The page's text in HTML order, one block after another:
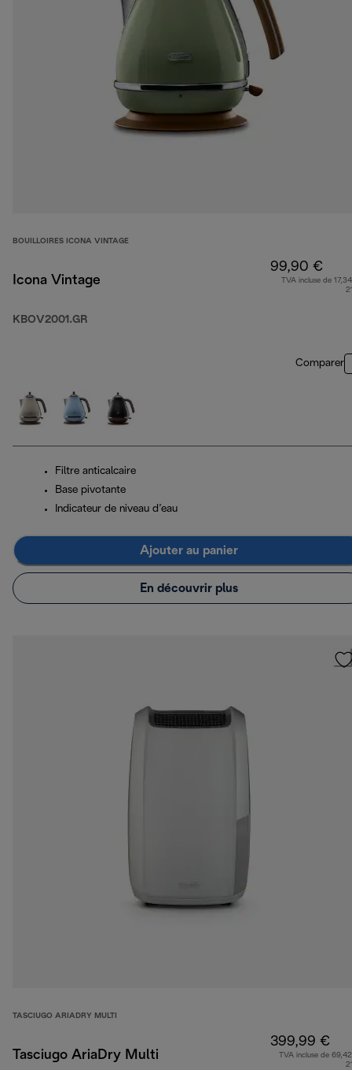
BOUILLOIRES ICONA VINTAGE
Icona Vintage
KBOV2001.GR
99,90 €
TVA incluse de
Comparer
Filtre anticalcaire
Base pivotante
Indicateur de niveau d’eau
Ajouter au panier
En découvrir plus
TASCIUGO ARIADRY MULTI
Tasciugo AriaDry Multi
399,99 €
TVA incluse de